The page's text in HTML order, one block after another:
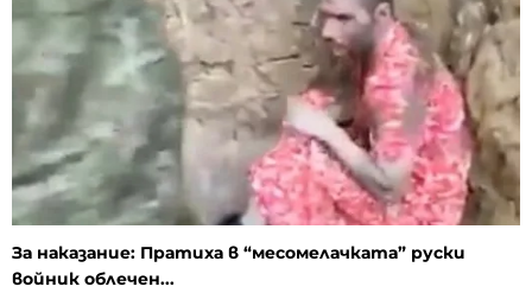
За наказание: Пратиха в “месомелачката” руски
войник облечен...